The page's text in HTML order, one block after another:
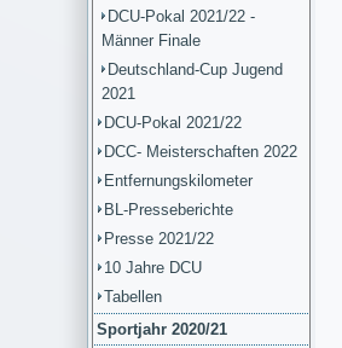
DCU-Pokal 2021/22 -
Männer Finale
Deutschland-Cup Jugend
2021
DCU-Pokal 2021/22
DCC- Meisterschaften 2022
Entfernungskilometer
BL-Presseberichte
Presse 2021/22
10 Jahre DCU
Tabellen
Sportjahr 2020/21